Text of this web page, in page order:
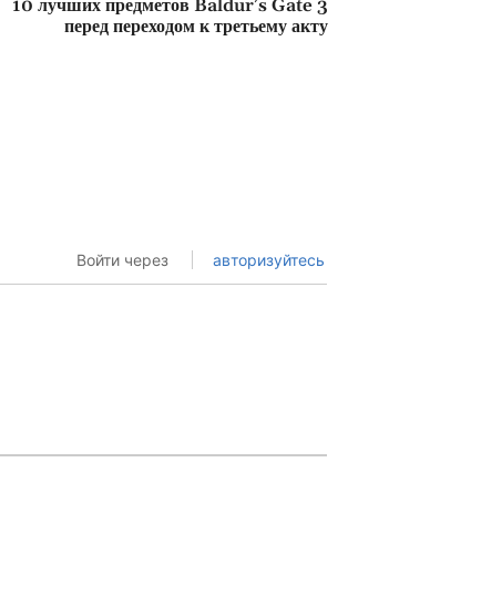
10 лучших предметов Baldur’s Gate 3
перед переходом к третьему акту
Войти через авторизуйтесь